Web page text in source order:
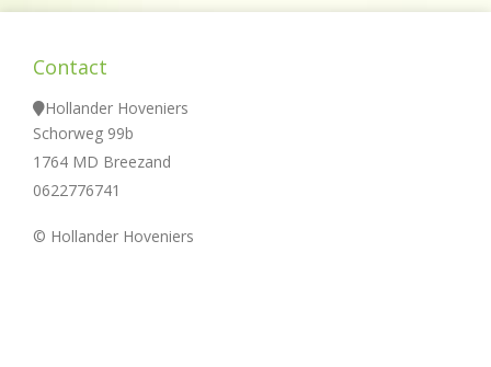
Contact
Hollander Hoveniers
Schorweg 99b
1764 MD Breezand
0622776741
© Hollander Hoveniers